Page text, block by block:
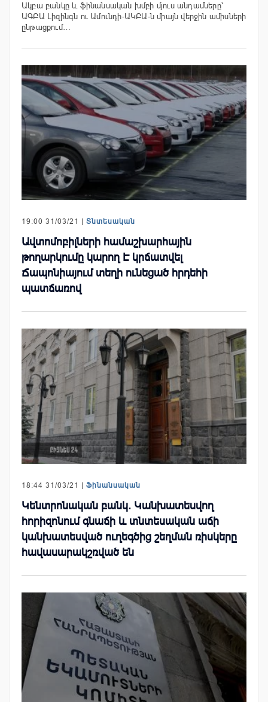
Ակբա բանկը և ֆինանսական խմբի մյուս անդամները՝
ԱԳԲԱ Լիզինգն ու Ամունդի-ԱԿԲԱ-ն միայն վերջին ամիսների
ընթացքում…
19:00 31/03/21 | Տնտեսական
Ավտոմոբիլների համաշխարհային
թողարկումը կարող Է կրճատվել
Ճապոնիայում տեղի ունեցած հրդեհի
պատճառով
18:44 31/03/21 | Ֆինանսական
Կենտրոնական բանկ. Կանխատեսվող
հորիզոնում գնաճի և տնտեսական աճի
կանխատեսված ուղեգծից շեղման ռիսկերը
հավասարակշռված են